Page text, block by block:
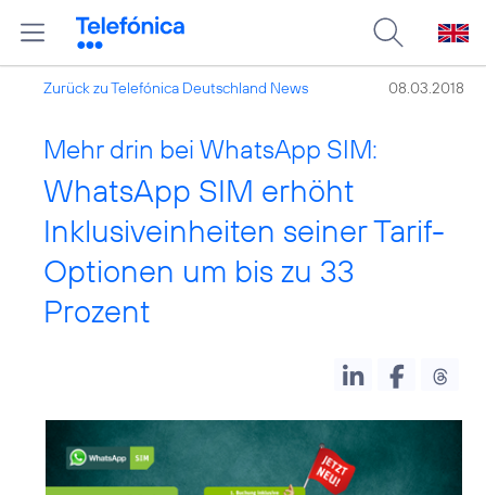
Zurück zu Telefónica Deutschland News 08.03.2018
Mehr drin bei WhatsApp SIM:
WhatsApp SIM erhöht
Inklusiveinheiten seiner Tarif-
Optionen um bis zu 33
Prozent